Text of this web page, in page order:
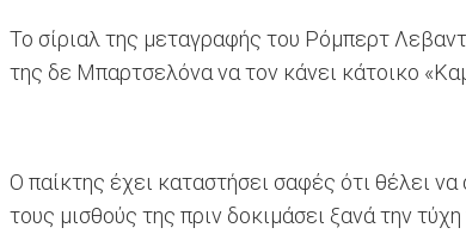
Το σίριαλ της μεταγραφής του Ρόμπερτ
της δε Μπαρτσελόνα να τον κάνει κάτοικο
Ο παίκτης έχει καταστήσει σαφές ότι θέλει
τους μισθούς της πριν δοκιμάσει ξανά την